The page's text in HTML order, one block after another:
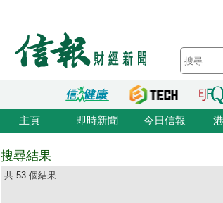
主頁 即時新聞 今日信報
搜尋結果
共 53 個結果